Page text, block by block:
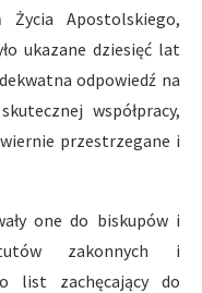
Życia Apostolskiego,
ukazane dziesięć lat
odpowiedź na
współpracy,
przestrzegane i
one do biskupów i
zakonnych i
list zachęcający do